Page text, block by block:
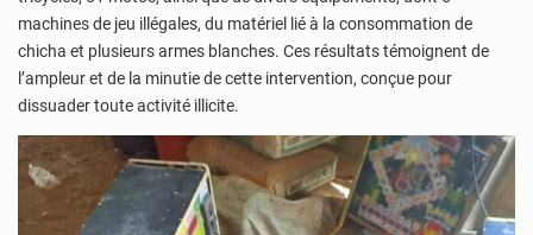
machines de jeu illégales, du matériel lié à la consommation de
chicha et plusieurs armes blanches. Ces résultats témoignent de
l’ampleur et de la minutie de cette intervention, conçue pour
dissuader toute activité illicite.